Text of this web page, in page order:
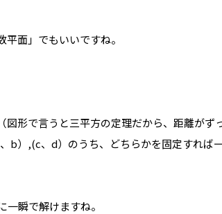
面」でもいいですね。
形で言うと三平方の定理だから、距離がず
b）,(c、d）のうち、どちらかを固定すれば
瞬で解けますね。